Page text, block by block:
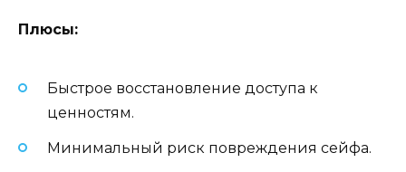
Плюсы:
Быстрое восстановление доступа к
ценностям.
Минимальный риск повреждения сейфа.